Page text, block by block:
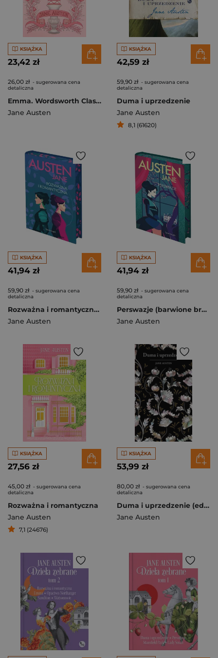
KSIĄŻKA
23,42 zł
26,00 zł - sugerowana cena
detaliczna
Emma. Wordsworth Classics wer. angielska
Jane Austen
KSIĄŻKA
42,59 zł
59,90 zł - sugerowana cena
detaliczna
Duma i uprzedzenie
Jane Austen
8,1 (61620)
KSIĄŻKA
41,94 zł
59,90 zł - sugerowana cena
detaliczna
Rozważna i romantyczna (barwione brzegi)
Jane Austen
KSIĄŻKA
41,94 zł
59,90 zł - sugerowana cena
detaliczna
Perswazje (barwione brzegi)
Jane Austen
KSIĄŻKA
27,56 zł
45,00 zł - sugerowana cena
detaliczna
Rozważna i romantyczna
Jane Austen
7,1 (24676)
KSIĄŻKA
53,99 zł
80,00 zł - sugerowana cena
detaliczna
Duma i uprzedzenie (edycja kolekcjonerska)
Jane Austen